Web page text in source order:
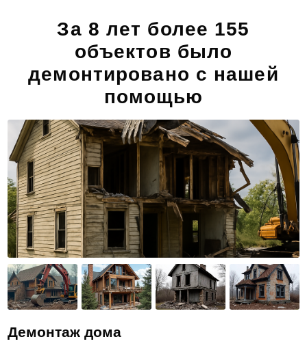
За 8 лет более 155
объектов было
демонтировано с нашей
помощью
Демонтаж дома